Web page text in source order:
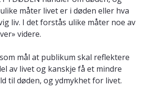
måter livet er i døden eller hva
liv. I det forstås ulike måter noe av
videre.
mål at publikum skal reflektere
av livet og kanskje få et mindre
til døden, og ydmykhet for livet.